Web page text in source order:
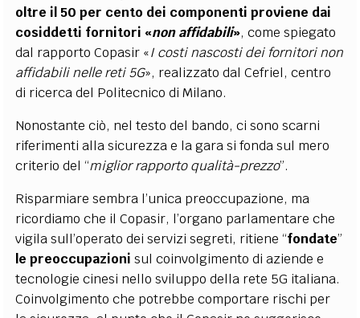
oltre il 50 per cento dei componenti proviene dai
cosiddetti fornitori «non affidabili», come spiegato
dal rapporto Copasir «I costi nascosti dei fornitori non
affidabili nelle reti 5G», realizzato dal Cefriel, centro
di ricerca del Politecnico di Milano.
Nonostante ciò, nel testo del bando, ci sono scarni
riferimenti alla sicurezza e la gara si fonda sul mero
criterio del “miglior rapporto qualità-prezzo”.
Risparmiare sembra l’unica preoccupazione, ma
ricordiamo che il Copasir, l’organo parlamentare che
vigila sull’operato dei servizi segreti, ritiene “fondate”
le preoccupazioni sul coinvolgimento di aziende e
tecnologie cinesi nello sviluppo della rete 5G italiana.
Coinvolgimento che potrebbe comportare rischi per